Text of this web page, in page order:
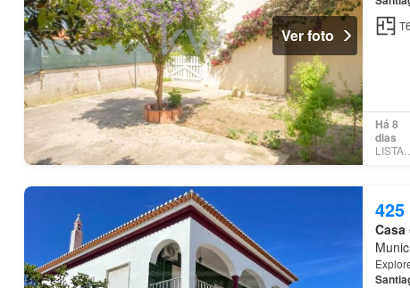
Ver foto
T6
Há 8
dias
LISTANZA
425
Casa